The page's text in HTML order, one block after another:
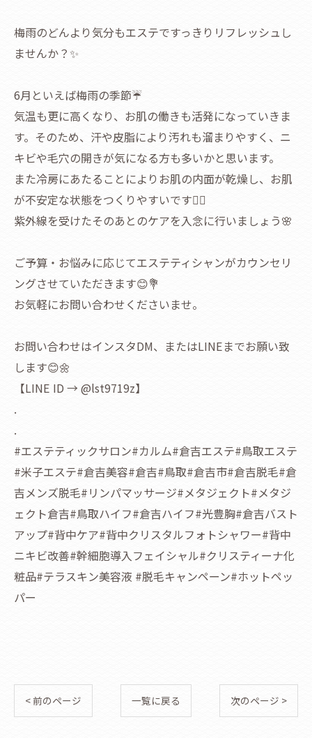
梅雨のどんより気分もエステですっきりリフレッシュし
ませんか？✨
6月といえば梅雨の季節☔
気温も更に高くなり、お肌の働きも活発になっていきま
す。そのため、汗や皮脂により汚れも溜まりやすく、ニ
キビや毛穴の開きが気になる方も多いかと思います。
また冷房にあたることによりお肌の内面が乾燥し、お肌
が不安定な状態をつくりやすいです😵‍💫
紫外線を受けたそのあとのケアを入念に行いましょう🌸
ご予算・お悩みに応じてエステティシャンがカウンセリ
ングさせていただきます😊💐
お気軽にお問い合わせくださいませ。
お問い合わせはインスタDM、またはLINEまでお願い致
します😊🌼
【LINE ID → @lst9719z】
.
.
#エステティックサロン#カルム#倉吉エステ#鳥取エステ
#米子エステ#倉吉美容#倉吉#鳥取#倉吉市#倉吉脱毛#倉
吉メンズ脱毛#リンパマッサージ#メタジェクト#メタジ
ェクト倉吉#鳥取ハイフ#倉吉ハイフ#光豊胸#倉吉バスト
アップ#背中ケア#背中クリスタルフォトシャワー#背中
ニキビ改善#幹細胞導入フェイシャル#クリスティーナ化
粧品#テラスキン美容液 #脱毛キャンペーン#ホットペッ
パー
< 前のページ 一覧に戻る 次のページ >